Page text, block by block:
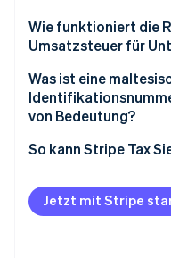
Wie funktioniert die
Umsatzsteuer für
Was ist eine
von Bedeutung?
So kann Stripe Tax
Jetzt mit Stripe